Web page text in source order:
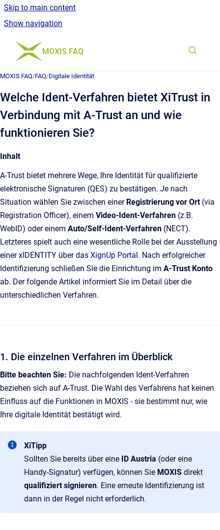
Skip to main content
Show navigation
Go to homepage
MOXIS FAQ
MOXIS FAQ/FAQ/Digitale Identität
Welche Ident‑Verfahren bietet XiTrust in
Verbindung mit A-Trust an und wie
funktionieren Sie?
Inhalt
A‑Trust bietet mehrere Wege, Ihre Identität für qualifizierte
elektronische Signaturen (QES) zu bestätigen. Je nach
Situation wählen Sie zwischen einer Registrierung vor Ort(via
Registration Officer), einem Video‑Ident-Verfahren (z.B.
WebID) oder einem Auto/Self‑Ident-Verfahren (NECT).
Letzteres spielt auch eine wesentliche Rolle bei der Ausstellung
einer xIDENTITY über das XignUp Portal. Nach erfolgreicher
Identifizierung schließen Sie die Einrichtung im A‑Trust Konto
ab. Der folgende Artikel informiert Sie im Detail über die
unterschiedlichen Verfahren.
1. Die einzelnen Verfahren im Überblick
Bitte beachten Sie: Die nachfolgenden Ident-Verfahren
beziehen sich auf A-Trust. Die Wahl des Verfahrens hat keinen
Einfluss auf die Funktionen in MOXIS - sie bestimmt nur, wie
Ihre digitale Identität bestätigt wird.
XiTipp
Sollten Sie bereits über eine ID Austria (oder eine
Handy-Signatur) verfügen, können Sie MOXIS direkt
qualifiziert signieren. Eine erneute Identifizierung ist
dann in der Regel nicht erforderlich.